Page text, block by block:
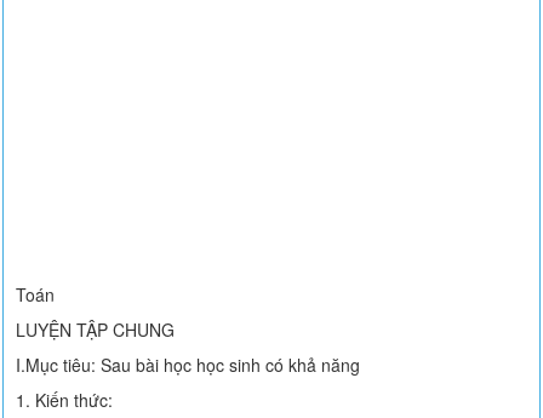
Toán
LUYỆN TẬP CHUNG
I.Mục tiêu: Sau bài học học sinh có khả năng
1. Kiến thức: